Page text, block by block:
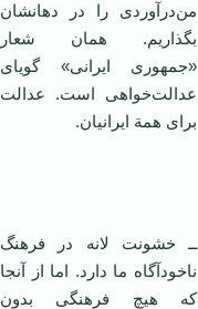
من‌در‌آوردی را در دهانشان
بگذاریم.‌‌ همان شعار
«جمهوری ایرانی» گویای
عدالت‌خواهی است. عدالت
برای همة ایرانیان.
ــ خشونت لانه در فرهنگ
ناخودآگاه ما دارد. اما از آنجا
که هیچ فرهنگی بدون